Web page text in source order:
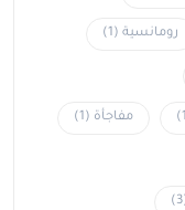
رومانسية (1)
مفاجأة (1)